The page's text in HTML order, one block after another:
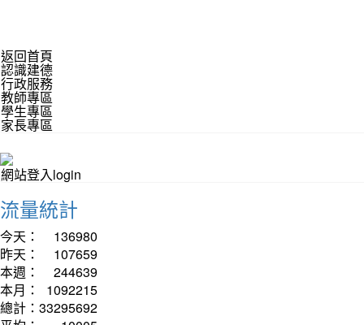
返回首頁
認識建德
行政服務
教師專區
學生專區
家長專區
網站登入login
流量統計
今天：
136980
昨天：
107659
本週：
244639
本月：
1092215
總計： 33295692